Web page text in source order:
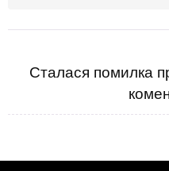
Сталася помилка